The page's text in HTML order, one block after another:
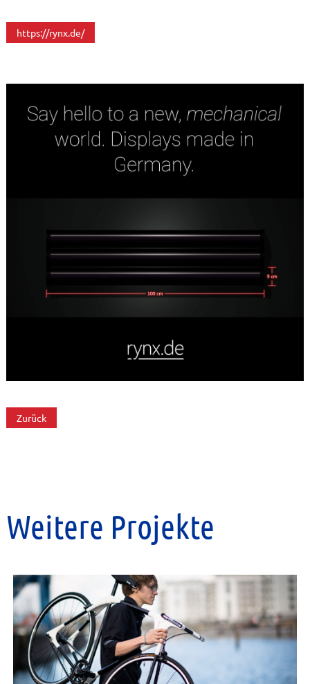
https://rynx.de/
Zurück
Weitere Projekte